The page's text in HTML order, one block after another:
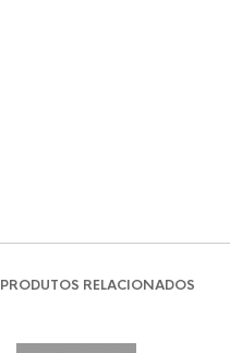
PRODUTOS RELACIONADOS